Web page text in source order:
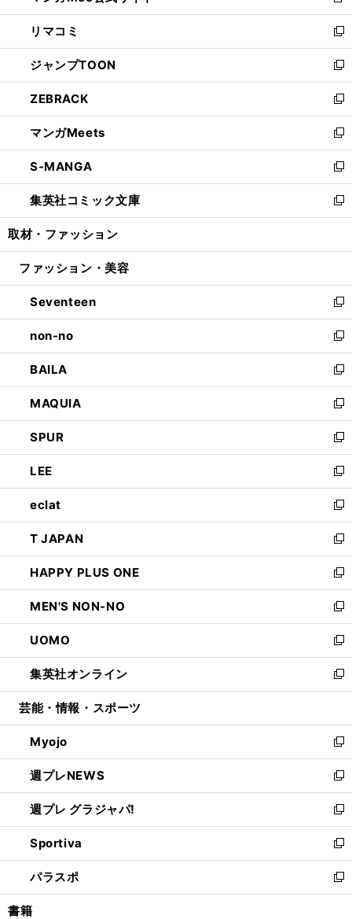
ウ
で
開
く
ン
ド
ウ
で
開
く
ウ
ィ
ン
ド
ウ
で
開
く
し
い
ウ
ィ
ン
ド
ウ
で
開
く
リマコミ
新
し
い
ウ
ィ
ン
ド
ウ
で
開
く
ジャンプTOON
新
し
い
ウ
ィ
ン
ド
ウ
で
開
ZEBRACK
新
し
い
ウ
ィ
ン
ド
ウ
開
マンガMeets
新
し
い
ウ
ィ
ン
ウ
開
く
S-MANGA
新
し
い
ウ
ン
ウ
で
開
く
集英社コミック文庫
新
し
ウ
ン
ド
ウ
で
開
く
取材・ファッション
ファッション・美容
Seventeen
新
し
い
ウ
ィ
ン
ド
ウ
で
開
く
non-no
新
し
い
ウ
ィ
ン
ド
ウ
で
開
く
BAILA
新
し
い
ウ
ィ
ン
ド
ウ
で
開
く
MAQUIA
新
し
い
ウ
ィ
ン
ド
ウ
で
開
く
SPUR
新
し
い
ウ
ィ
ン
ド
ウ
で
開
く
LEE
新
し
い
ウ
ィ
ン
ド
ウ
で
開
く
eclat
新
し
い
ウ
ィ
ン
ド
ウ
で
開
く
T JAPAN
新
し
い
ウ
ィ
ン
ド
ウ
で
開
HAPPY PLUS ONE
新
し
い
ウ
ィ
ン
ド
ウ
開
く
MEN'S NON-NO
新
し
い
ウ
ィ
ン
ウ
で
開
く
UOMO
新
し
い
ウ
ン
ド
ウ
で
開
く
集英社オンライン
新
し
ウ
ィ
ン
ド
ウ
で
開
く
芸能・情報・スポーツ
Myojo
新
し
い
ウ
ィ
ン
ド
ウ
で
開
週プレNEWS
新
し
い
ウ
ィ
ン
ド
ウ
週プレ グラジャパ!
新
し
い
ウ
ィ
ン
Sportiva
新
し
い
ウ
パラスポ
新
し
書籍